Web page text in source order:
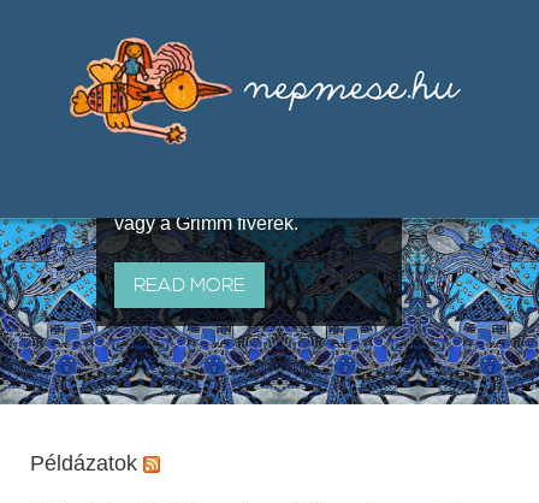
útján terjedő elbeszélésekből,
melyeket olyan ismert gyűjtők
állítottak össze, mint Benedek
vagy a Grimm fivérek.
READ MORE
Példázatok